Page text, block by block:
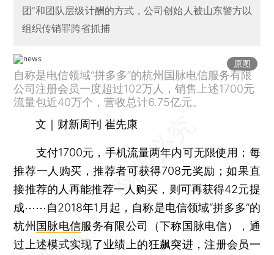
团”和团队层级计酬的方式，公司创始人被山东警方以
组织传销罪跨省抓捕
原图
自称是电信领域“拼多多”的杭州国脉电信服务有限
公司注册会员一度超过102万人，销售上述1700元
流量包近40万个，营收总计6.75亿元。
文｜财新周刊 崔先康
支付1700元，手机流量两年内可无限使用；每
推荐一人购买，推荐者可获得708元奖励；如果直
接推荐的人再能推荐一人购买，则可再获得42元提
成⋯⋯自2018年1月起，自称是电信领域“拼多多”的
杭州 国脉电信服务有限公司（下称国脉电信），通
过上述模式实现了业绩上的狂飙突进，注册会员一